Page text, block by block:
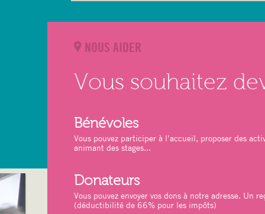
NOUS AIDER
Vous souhaitez
Bénévoles
Vous pouvez participer à l’accueil, proposer des
animant des stages...
Donateurs
Vous pouvez envoyer vos dons à notre adresse. Un
(déductibilité de 66% pour les impôts)